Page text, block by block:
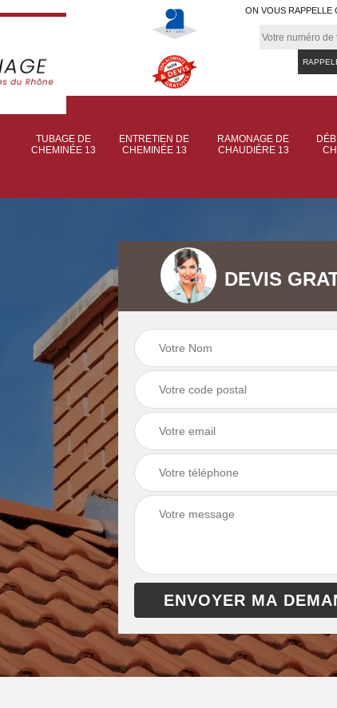
ON VOUS RAPPELLE
TUBAGE DE
CHEMINÉE 13
ENTRETIEN DE
CHEMINÉE 13
RAMONAGE DE
CHAUDIÈRE 13
Poseur et pose de
poêle à bois et
granulé 13
Ramonage de
chaudière 13
DEVIS